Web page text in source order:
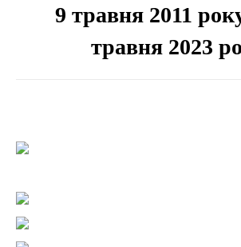
9 травня 2011
травня 2023